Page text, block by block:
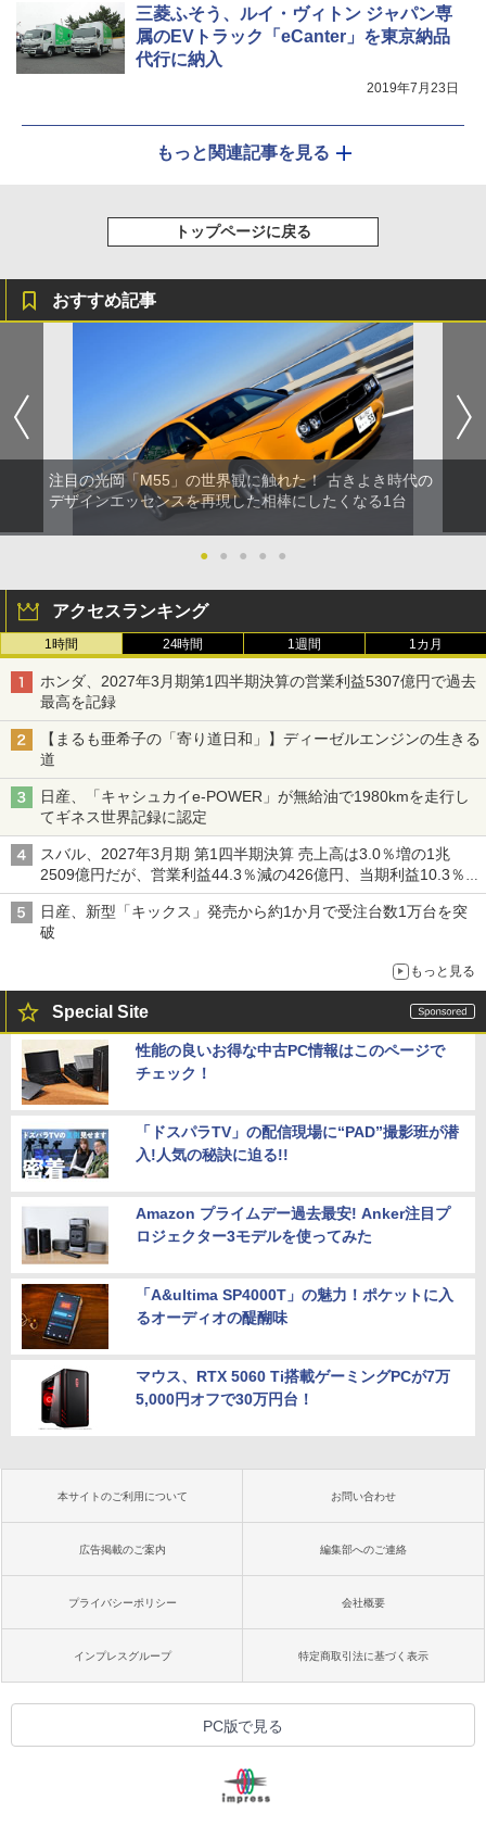
三菱ふそう、ルイ・ヴィトン ジャパン専
属のEVトラック「eCanter」を東京納品
代行に納入
2019年7月23日
もっと関連記事を見る
トップページに戻る
おすすめ記事
注目の光岡「M55」の世界観に触れた！ 古きよき時代の
デザインエッセンスを再現した相棒にしたくなる1台
● ● ● ● ●
アクセスランキング
1時間 24時間 1週間 1カ月
ホンダ、2027年3月期第1四半期決算の営業利益5307億円で過去
最高を記録
【まるも亜希子の「寄り道日和」】ディーゼルエンジンの生きる
道
日産、「キャシュカイe-POWER」が無給油で1980kmを走行し
てギネス世界記録に認定
スバル、2027年3月期 第1四半期決算 売上高は3.0％増の1兆
2509億円だが、営業利益44.3％減の426億円、当期利益10.3％減
の492億円で増収減益
日産、新型「キックス」発売から約1か月で受注台数1万台を突
破
もっと見る
Special Site
性能の良いお得な中古PC情報はこのページで
チェック！
「ドスパラTV」の配信現場に“PAD”撮影班が潜
入!人気の秘訣に迫る!!
Amazon プライムデー過去最安! Anker注目プ
ロジェクター3モデルを使ってみた
「A&ultima SP4000T」の魅力！ポケットに入
るオーディオの醍醐味
マウス、RTX 5060 Ti搭載ゲーミングPCが7万
5,000円オフで30万円台！
本サイトのご利用について お問い合わせ
広告掲載のご案内 編集部へのご連絡
プライバシーポリシー 会社概要
インプレスグループ 特定商取引法に基づく表示
PC版で見る